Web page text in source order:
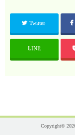
Twitter
LINE
Copyright©